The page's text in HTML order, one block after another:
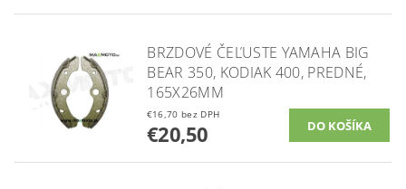
BRZDOVÉ ČEĽUSTE YAMAHA BIG
BEAR 350, KODIAK 400, PREDNÉ,
165X26MM
€16,70 bez DPH
€20,50